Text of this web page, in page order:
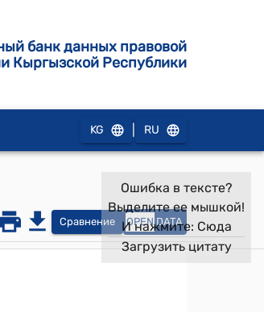
банк данных правовой
Кыргызской Республики
KG RU
Сравнение OPEN DATA
Ошибка в тексте?
Выделите ее мышкой!
И нажмите: Сюда
Загрузить цитату